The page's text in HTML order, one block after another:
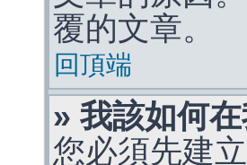
覆的文章。
回頂端
» 我該如何
您必須先建